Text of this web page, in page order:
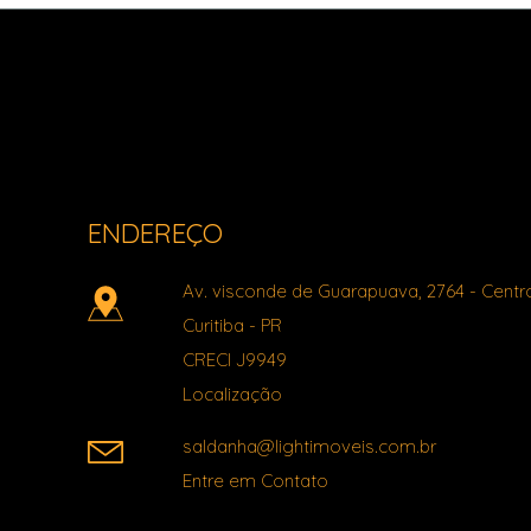
ENDEREÇO
Av. visconde de Guarapuava, 2764 -
Curitiba - PR
CRECI J9949
Localização
saldanha@lightimoveis.com.br
Entre em Contato